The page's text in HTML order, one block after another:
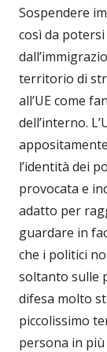
Sospendere
così da
territorio di
all’UE come
dell’interno.
l’identità dei
provocata e
adatto per
guardare in
che i politici
soltanto sulle
difesa molto
piccolissimo
persona in più